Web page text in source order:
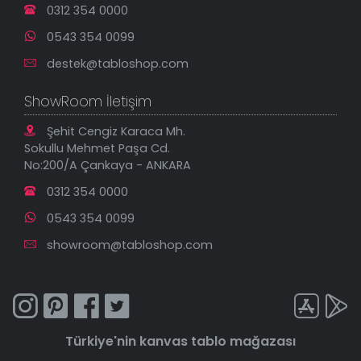
0312 354 0000
0543 354 0099
destek@tabloshop.com
ShowRoom İletişim
Şehit Cengiz Karaca Mh.
Sokullu Mehmet Paşa Cd.
No:200/A Çankaya - ANKARA
0312 354 0000
0543 354 0099
showroom@tabloshop.com
Türkiye'nin kanvas tablo mağazası